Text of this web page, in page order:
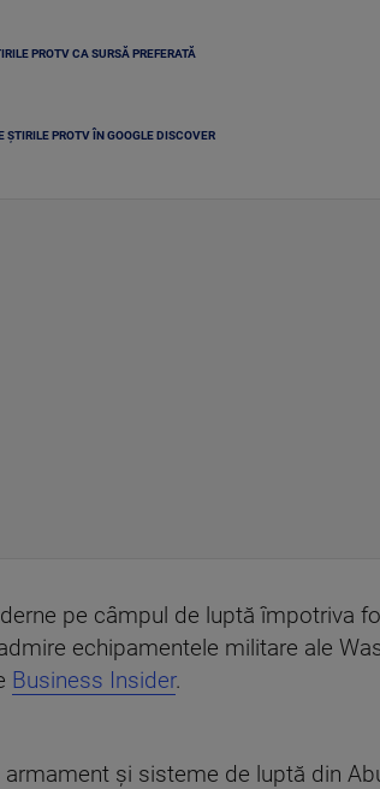
PROTV CA SURSĂ PREFERATĂ
ȘTIRILE PROTV ÎN GOOGLE DISCOVER
pe câmpul de luptă împotriva
echipamentele militare ale
Business Insider.
și sisteme de luptă din